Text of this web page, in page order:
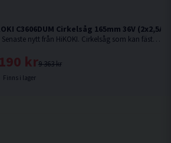
C3606DUM Cirkelsåg 165mm 36V (2x2,5Ah)
36V. Senaste nytt från HiKOKI. Cirkelsåg som kan fästas på skena.
9 363 kr
kr
Finns i lager